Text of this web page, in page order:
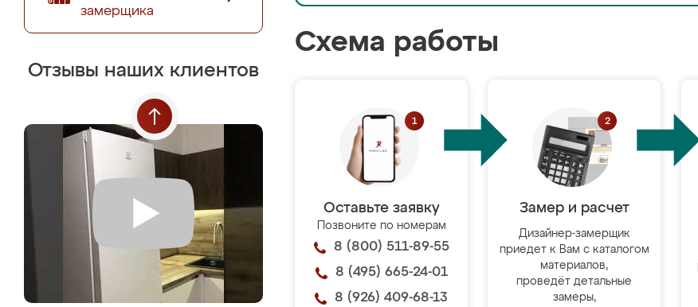
замерщика
Отзывы наших клиентов
Схема работы
Оставьте заявку
Позвоните по номерам
8 (800) 511-89-55
8 (495) 665-24-01
8 (926) 409-68-13
Замер и расчет
Дизайнер-замерщик
приедет к Вам с каталогом
материалов,
проведёт детальные
замеры,